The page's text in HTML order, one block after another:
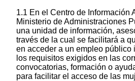
1.1 En el Centro de Información
Ministerio de Administraciones
una unidad de información,
través de la cual se facilitará a
en acceder a un empleo público
los requisitos exigidos en las
convocatorias, formación o
para facilitar el acceso de las